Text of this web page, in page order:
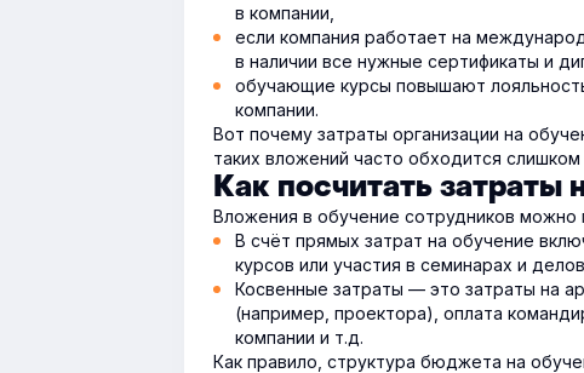
в компании,
если компания работает на
в наличии все нужные сертификаты и
обучающие курсы повышают
компании.
Вот почему затраты организации на
таких вложений часто обходится
Как посчитать затраты
Вложения в обучение сотрудников можно
В счёт прямых затрат на обучение
курсов или участия в семинарах и
Косвенные затраты — это затраты на
(например, проектора), оплата
компании и т.д.
Как правило, структура бюджета на